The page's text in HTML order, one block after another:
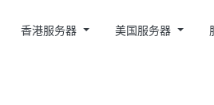
香港服务器 美国服务器